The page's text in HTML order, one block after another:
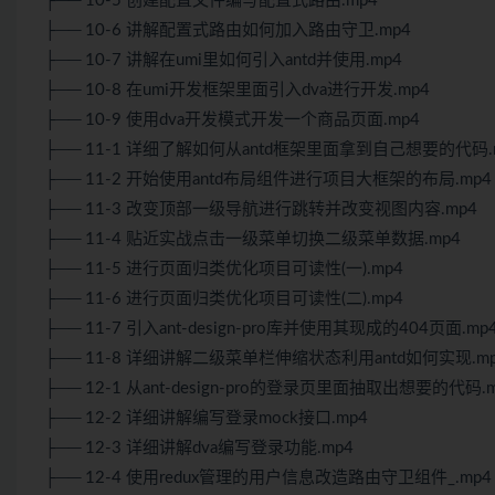
├── 10-6 讲解配置式路由如何加入路由守卫.mp4
├── 10-7 讲解在umi里如何引入antd并使用.mp4
├── 10-8 在umi开发框架里面引入dva进行开发.mp4
├── 10-9 使用dva开发模式开发一个商品页面.mp4
├── 11-1 详细了解如何从antd框架里面拿到自己想要的代码
├── 11-2 开始使用antd布局组件进行项目大框架的布局.mp4
├── 11-3 改变顶部一级导航进行跳转并改变视图内容.mp4
├── 11-4 贴近实战点击一级菜单切换二级菜单数据.mp4
├── 11-5 进行页面归类优化项目可读性(一).mp4
├── 11-6 进行页面归类优化项目可读性(二).mp4
├── 11-7 引入ant-design-pro库并使用其现成的404页面
├── 11-8 详细讲解二级菜单栏伸缩状态利用antd如何实现
├── 12-1 从ant-design-pro的登录页里面抽取出想要的代码
├── 12-2 详细讲解编写登录mock接口.mp4
├── 12-3 详细讲解dva编写登录功能.mp4
├── 12-4 使用redux管理的用户信息改造路由守卫组件_.mp4